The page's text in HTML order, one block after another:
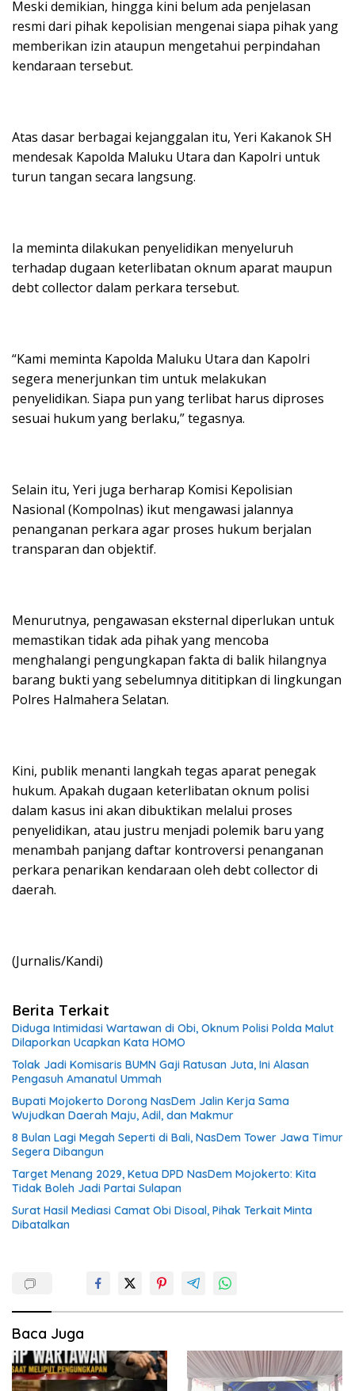
Meski demikian, hingga kini belum ada penjelasan
resmi dari pihak kepolisian mengenai siapa pihak yang
memberikan izin ataupun mengetahui perpindahan
kendaraan tersebut.
Atas dasar berbagai kejanggalan itu, Yeri Kakanok SH
mendesak Kapolda Maluku Utara dan Kapolri untuk
turun tangan secara langsung.
Ia meminta dilakukan penyelidikan menyeluruh
terhadap dugaan keterlibatan oknum aparat maupun
debt collector dalam perkara tersebut.
“Kami meminta Kapolda Maluku Utara dan Kapolri
segera menerjunkan tim untuk melakukan
penyelidikan. Siapa pun yang terlibat harus diproses
sesuai hukum yang berlaku,” tegasnya.
Selain itu, Yeri juga berharap Komisi Kepolisian
Nasional (Kompolnas) ikut mengawasi jalannya
penanganan perkara agar proses hukum berjalan
transparan dan objektif.
Menurutnya, pengawasan eksternal diperlukan untuk
memastikan tidak ada pihak yang mencoba
menghalangi pengungkapan fakta di balik hilangnya
barang bukti yang sebelumnya dititipkan di lingkungan
Polres Halmahera Selatan.
Kini, publik menanti langkah tegas aparat penegak
hukum. Apakah dugaan keterlibatan oknum polisi
dalam kasus ini akan dibuktikan melalui proses
penyelidikan, atau justru menjadi polemik baru yang
menambah panjang daftar kontroversi penanganan
perkara penarikan kendaraan oleh debt collector di
daerah.
(Jurnalis/Kandi)
Berita Terkait
Diduga Intimidasi Wartawan di Obi, Oknum Polisi Polda Malut
Dilaporkan Ucapkan Kata HOMO
Tolak Jadi Komisaris BUMN Gaji Ratusan Juta, Ini Alasan
Pengasuh Amanatul Ummah
Bupati Mojokerto Dorong NasDem Jalin Kerja Sama
Wujudkan Daerah Maju, Adil, dan Makmur
8 Bulan Lagi Megah Seperti di Bali, NasDem Tower Jawa Timur
Segera Dibangun
Target Menang 2029, Ketua DPD NasDem Mojokerto: Kita
Tidak Boleh Jadi Partai Sulapan
Surat Hasil Mediasi Camat Obi Disoal, Pihak Terkait Minta
Dibatalkan
Baca Juga